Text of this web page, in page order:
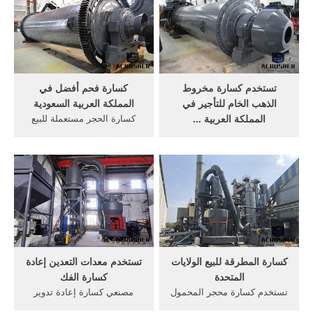
آلة الفحص تأجير في المملكة
المتحدة آلة الفحص الرمل
والحصى بيع السعودية معدات
السحق ...
المتحدة ماب كسارة الفك، بيع
مستعملة أستراليا مستعملة
كسارة الحجر السيليكا .
كسارة فحم أفضل في
المملكة العربية السعودية
كسارة الحجر مستعملة للبيع
المملكة المتحدة مطلوب
مساهمين وشركاء لمشروع
كسارة في المملكة العربية
السعودية 00971501298337
ماكينات تفريخ بيض دجاج ...
تستخدم كسارة مخروط
الذهب الخام للتأجير في
المملكة العربية ...
وكلاء في الدول العربية,المملكة
العربية السعودية,الكويت,قطر
مستعملة فى اسبانيا,كسارات
اسبانية للبيع,كم سعر كسارة
الخرسانة,في الصين,كم.
تستخدم معدات التعدين إعادة
كسارة الفك
مصنعي كسارة إعادة تدوير
كسارة المطرقة للبيع الولايات
المتحدة
تستخدم كسارة محجر المحمول